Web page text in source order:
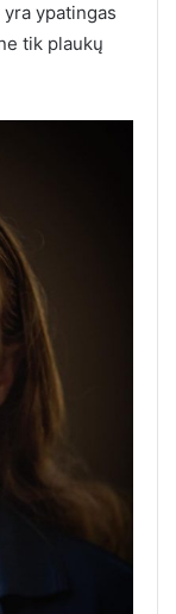
ypatingas
tik plaukų